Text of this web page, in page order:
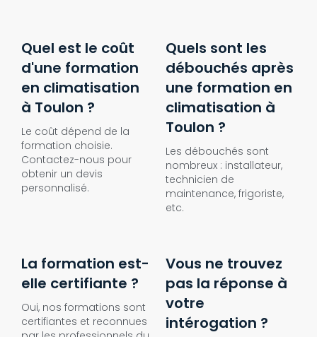
Quel est le coût
d'une formation
en climatisation
à Toulon ?
Le coût dépend de la
formation choisie.
Contactez-nous pour
obtenir un devis
personnalisé.
Quels sont les
débouchés après
une formation en
climatisation à
Toulon ?
Les débouchés sont
nombreux : installateur,
technicien de
maintenance, frigoriste,
etc.
La formation est-
elle certifiante ?
Oui, nos formations sont
certifiantes et reconnues
Vous ne trouvez
pas la réponse à
votre
intérogation ?